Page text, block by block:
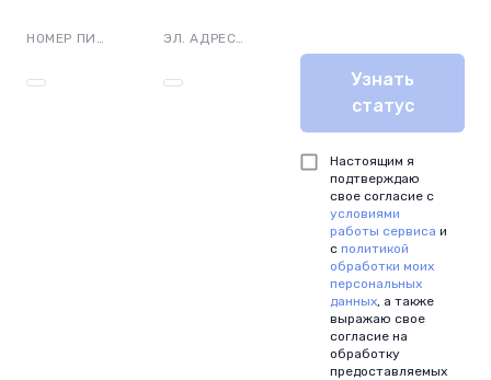
НОМЕР ПИСЬМА ЭЛ. АДРЕС ОТПРАВИТЕЛЯ
Узнать
статус
Настоящим я
подтверждаю
свое согласие c
условиями
работы сервиса и
с политикой
обработки моих
персональных
данных, а также
выражаю свое
согласие на
обработку
предоставляемых